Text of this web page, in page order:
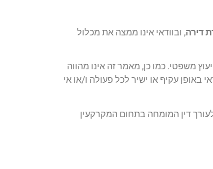
דירה, ובוודאי אינו ממצה את מכלול
משפטי. כמו כן, מאמר זה אינו מהווה
באופן עקיף או ישיר לכל פעולה ו/או אי
דין המומחה בתחום המקרקעין